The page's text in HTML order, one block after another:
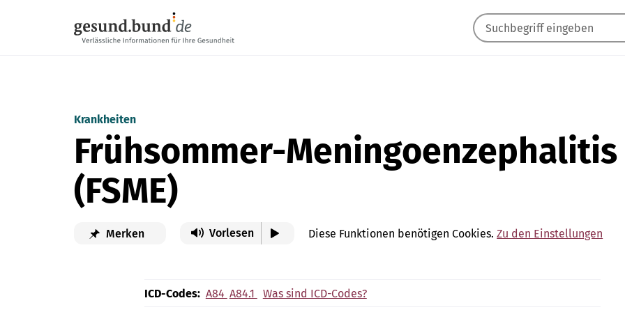
Krankheiten
Frühsommer-Meningoenzephalitis
(FSME)
Merken Vorlesen Diese Funktionen benötigen Cookies.Zu den Einstellungen
ICD-Codes: A84 A84.1 Was sind ICD-Codes?